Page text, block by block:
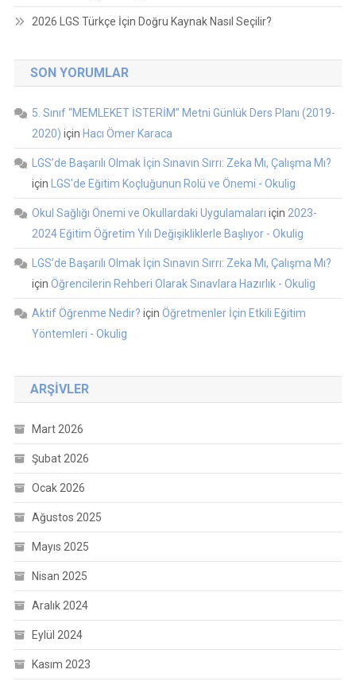
2026 LGS Türkçe İçin Doğru Kaynak Nasıl Seçilir?
SON YORUMLAR
5. Sınıf “MEMLEKET İSTERİM” Metni Günlük Ders Planı (2019-
2020) için Hacı Ömer Karaca
LGS’de Başarılı Olmak İçin Sınavın Sırrı: Zeka Mı, Çalışma Mı?
için
LGS'de Eğitim Koçluğunun Rolü ve Önemi - Okulig
Okul Sağlığı Önemi ve Okullardaki Uygulamaları için 2023-
2024 Eğitim Öğretim Yılı Değişikliklerle Başlıyor - Okulig
LGS’de Başarılı Olmak İçin Sınavın Sırrı: Zeka Mı, Çalışma Mı?
için Öğrencilerin Rehberi Olarak Sınavlara Hazırlık - Okulig
Aktif Öğrenme Nedir? için Öğretmenler İçin Etkili Eğitim
Yöntemleri - Okulig
ARŞIVLER
Mart 2026
Şubat 2026
Ocak 2026
Ağustos 2025
Mayıs 2025
Nisan 2025
Aralık 2024
Eylül 2024
Kasım 2023